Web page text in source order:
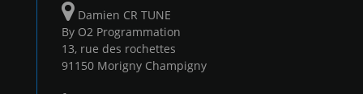
Damien CR TUNE
By O2 Programmation
13, rue des rochettes
91150 Morigny Champigny